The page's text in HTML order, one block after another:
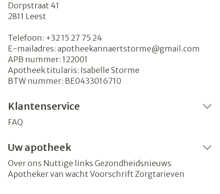
Dorpstraat 41
2811 Leest
Telefoon: +32 15 27 75 24
E-mailadres: apotheekannaertstorme@gmail.com
APB nummer: 122001
Apotheek titularis: Isabelle Storme
BTW nummer: BE0433016710
Klantenservice
FAQ
Uw apotheek
Over ons Nuttige links Gezondheidsnieuws
Apotheker van wacht Voorschrift Zorgtarieven